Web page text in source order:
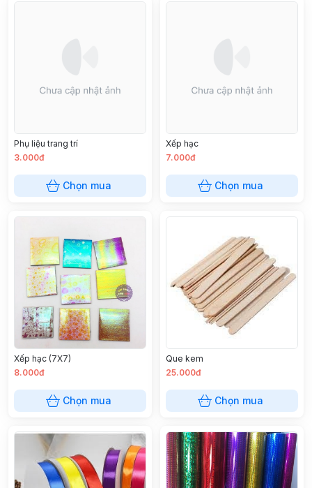
Phụ liệu trang trí
3.000đ
Chọn mua
Xếp hạc
7.000đ
Chọn mua
Xếp hạc (7X7)
8.000đ
Chọn mua
Que kem
25.000đ
Chọn mua